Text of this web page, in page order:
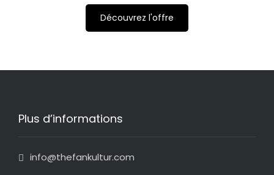
Découvrez l'offre
Plus d’informations
info@thefankultur.com